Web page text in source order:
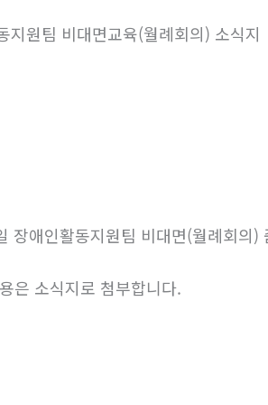
지원팀 비대면교육(월례회의) 소식지
장애인활동지원팀 비대면(월례회의)
은 소식지로 첨부합니다.